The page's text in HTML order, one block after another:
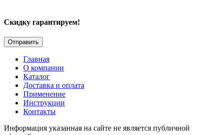
Скидку гарантируем!
Главная
О компании
Каталог
Доставка и оплата
Применение
Инструкции
Контакты
Информация указанная на сайте не является публичной